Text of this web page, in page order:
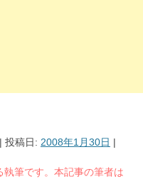
| 投稿日: 2008年1月30日 |
筆です。本記事の筆者は